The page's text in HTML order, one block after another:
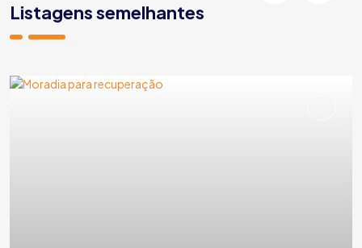
Listagens semelhantes